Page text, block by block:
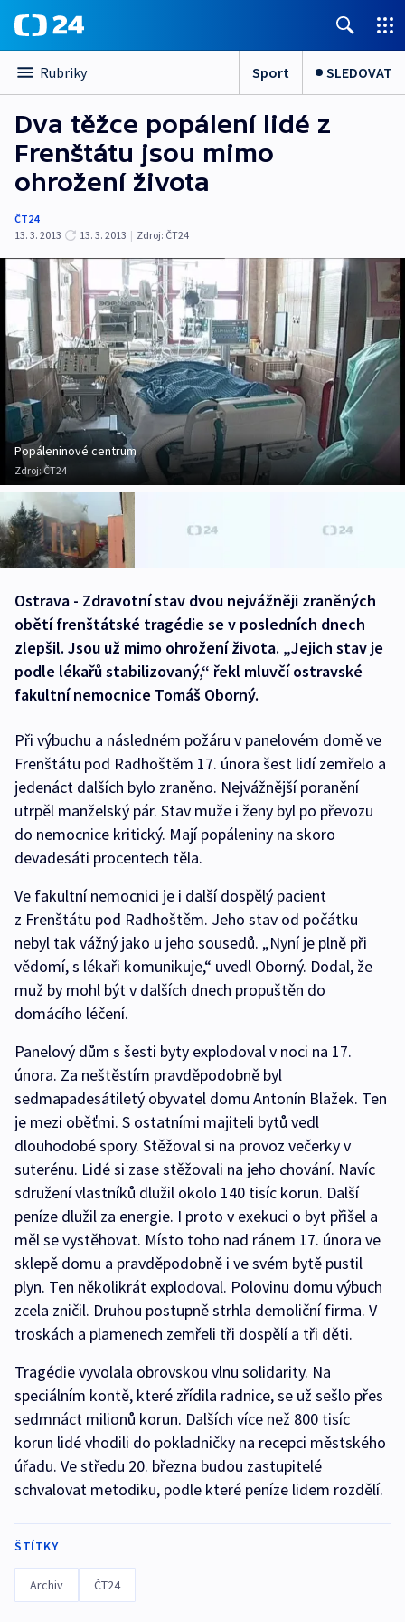
Rubriky Sport SLEDOVAT
Dva těžce popálení lidé z
Frenštátu jsou mimo
ohrožení života
ČT24
13. 3. 2013
13. 3. 2013 | Zdroj: ČT24
Popáleninové centrum
Zdroj:ČT24
Ostrava - Zdravotní stav dvou nejvážněji zraněných
obětí frenštátské tragédie se v posledních dnech
zlepšil. Jsou už mimo ohrožení života. „Jejich stav je
podle lékařů stabilizovaný,“ řekl mluvčí ostravské
fakultní nemocnice Tomáš Oborný.
Při výbuchu a následném požáru v panelovém domě ve
Frenštátu pod Radhoštěm 17. února šest lidí zemřelo a
jedenáct dalších bylo zraněno. Nejvážnější poranění
utrpěl manželský pár. Stav muže i ženy byl po převozu
do nemocnice kritický. Mají popáleniny na skoro
devadesáti procentech těla.
Ve fakultní nemocnici je i další dospělý pacient
z Frenštátu pod Radhoštěm. Jeho stav od počátku
nebyl tak vážný jako u jeho sousedů. „Nyní je plně při
vědomí, s lékaři komunikuje,“ uvedl Oborný. Dodal, že
muž by mohl být v dalších dnech propuštěn do
domácího léčení.
Panelový dům s šesti byty explodoval v noci na 17.
února. Za neštěstím pravděpodobně byl
sedmapadesátiletý obyvatel domu Antonín Blažek. Ten
je mezi oběťmi. S ostatními majiteli bytů vedl
dlouhodobé spory. Stěžoval si na provoz večerky v
suterénu. Lidé si zase stěžovali na jeho chování. Navíc
sdružení vlastníků dlužil okolo 140 tisíc korun. Další
peníze dlužil za energie. I proto v exekuci o byt přišel a
měl se vystěhovat. Místo toho nad ránem 17. února ve
sklepě domu a pravděpodobně i ve svém bytě pustil
plyn. Ten několikrát explodoval. Polovinu domu výbuch
zcela zničil. Druhou postupně strhla demoliční firma. V
troskách a plamenech zemřeli tři dospělí a tři děti.
Tragédie vyvolala obrovskou vlnu solidarity. Na
speciálním kontě, které zřídila radnice, se už sešlo přes
sedmnáct milionů korun. Dalších více než 800 tisíc
korun lidé vhodili do pokladničky na recepci městského
úřadu. Ve středu 20. března budou zastupitelé
schvalovat metodiku, podle které peníze lidem rozdělí.
ŠTÍTKY
Archiv ČT24